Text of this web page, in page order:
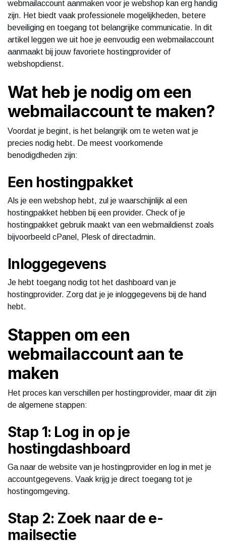
webmailaccount aanmaken voor je webshop kan erg handig
zijn. Het biedt vaak professionele mogelijkheden, betere
beveiliging en toegang tot belangrijke communicatie. In dit
artikel leggen we uit hoe je eenvoudig een webmailaccount
aanmaakt bij jouw favoriete hostingprovider of
webshopdienst.
Wat heb je nodig om een
webmailaccount te maken?
Voordat je begint, is het belangrijk om te weten wat je
precies nodig hebt. De meest voorkomende
benodigdheden zijn:
Een hostingpakket
Als je een webshop hebt, zul je waarschijnlijk al een
hostingpakket hebben bij een provider. Check of je
hostingpakket gebruik maakt van een webmaildienst zoals
bijvoorbeeld cPanel, Plesk of directadmin.
Inloggegevens
Je hebt toegang nodig tot het dashboard van je
hostingprovider. Zorg dat je je inloggegevens bij de hand
hebt.
Stappen om een
webmailaccount aan te
maken
Het proces kan verschillen per hostingprovider, maar dit zijn
de algemene stappen:
Stap 1: Log in op je
hostingdashboard
Ga naar de website van je hostingprovider en log in met je
accountgegevens. Vaak krijg je direct toegang tot je
hostingomgeving.
Stap 2: Zoek naar de e-
mailsectie